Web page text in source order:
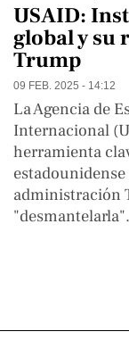
USAID:
global y su
Trump
09 FEB. 2025 - 14:12
La Agencia de
Internacional
herramienta
administración
"desmantelarla".